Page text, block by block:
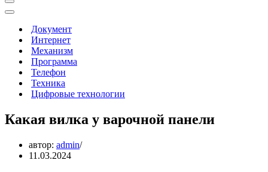
Меню
навигации
Меню
навигацииДокумент
Интернет
Механизм
Программа
Телефон
Техника
Цифровые технологии
Какая вилка у варочной панели
автор: admin
11.03.2024